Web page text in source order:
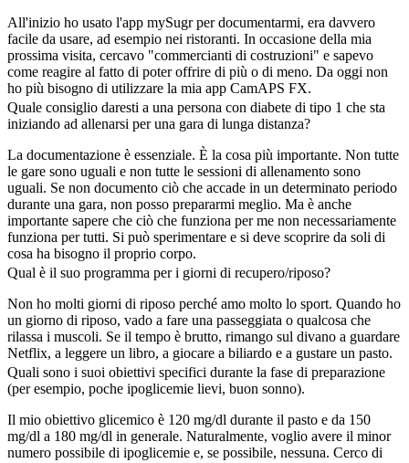
All'inizio ho usato l'app mySugr per documentarmi, era davvero
facile da usare, ad esempio nei ristoranti. In occasione della mia
prossima visita, cercavo "commercianti di costruzioni" e sapevo
come reagire al fatto di poter offrire di più o di meno. Da oggi non
ho più bisogno di utilizzare la mia app CamAPS FX.
Quale consiglio daresti a una persona con diabete di tipo 1 che sta
iniziando ad allenarsi per una gara di lunga distanza?
La documentazione è essenziale. È la cosa più importante. Non tutte
le gare sono uguali e non tutte le sessioni di allenamento sono
uguali. Se non documento ciò che accade in un determinato periodo
durante una gara, non posso prepararmi meglio. Ma è anche
importante sapere che ciò che funziona per me non necessariamente
funziona per tutti. Si può sperimentare e si deve scoprire da soli di
cosa ha bisogno il proprio corpo.
Qual è il suo programma per i giorni di recupero/riposo?
Non ho molti giorni di riposo perché amo molto lo sport. Quando ho
un giorno di riposo, vado a fare una passeggiata o qualcosa che
rilassa i muscoli. Se il tempo è brutto, rimango sul divano a guardare
Netflix, a leggere un libro, a giocare a biliardo e a gustare un pasto.
Quali sono i suoi obiettivi specifici durante la fase di preparazione
(per esempio, poche ipoglicemie lievi, buon sonno).
Il mio obiettivo glicemico è 120 mg/dl durante il pasto e da 150
mg/dl a 180 mg/dl in generale. Naturalmente, voglio avere il minor
numero possibile di ipoglicemie e, se possibile, nessuna. Cerco di